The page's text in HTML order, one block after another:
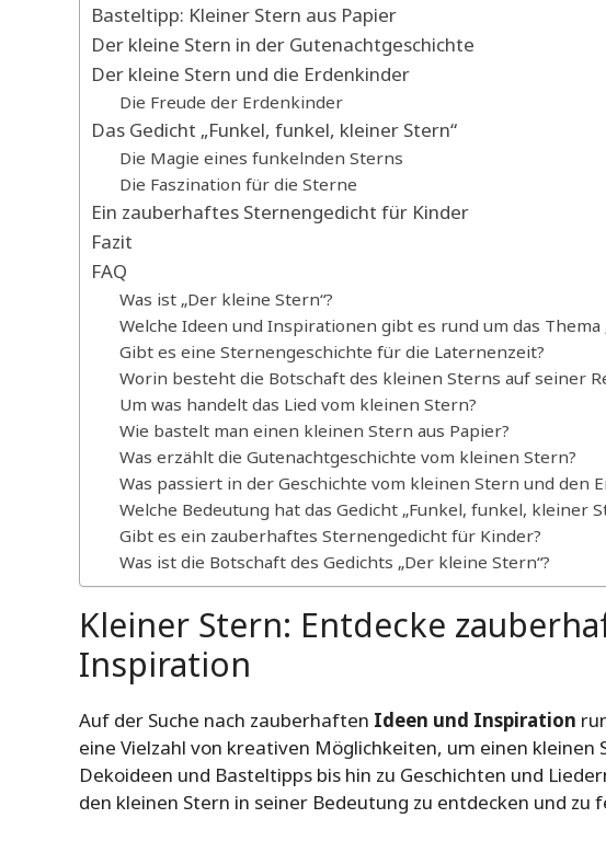
Basteltipp: Kleiner Stern aus Papier
Der kleine Stern in der Gutenachtgeschichte
Der kleine Stern und die Erdenkinder
Die Freude der Erdenkinder
Das Gedicht „Funkel, funkel, kleiner Stern“
Die Magie eines funkelnden Sterns
Die Faszination für die Sterne
Ein zauberhaftes Sternengedicht für Kinder
Fazit
FAQ
Was ist „Der kleine Stern“?
Welche Ideen und Inspirationen gibt es rund um das Thema
Gibt es eine Sternengeschichte für die Laternenzeit?
Worin besteht die Botschaft des kleinen Sterns auf seiner
Um was handelt das Lied vom kleinen Stern?
Wie bastelt man einen kleinen Stern aus Papier?
Was erzählt die Gutenachtgeschichte vom kleinen Stern?
Was passiert in der Geschichte vom kleinen Stern und den
Welche Bedeutung hat das Gedicht „Funkel, funkel, kleiner
Gibt es ein zauberhaftes Sternengedicht für Kinder?
Was ist die Botschaft des Gedichts „Der kleine Stern“?
Kleiner Stern: Entdecke
Inspiration
Auf der Suche nach zauberhaften Ideen und Inspiration
eine Vielzahl von kreativen Möglichkeiten, um einen kleinen
Dekoideen und Basteltipps bis hin zu Geschichten und
den kleinen Stern in seiner Bedeutung zu entdecken und zu